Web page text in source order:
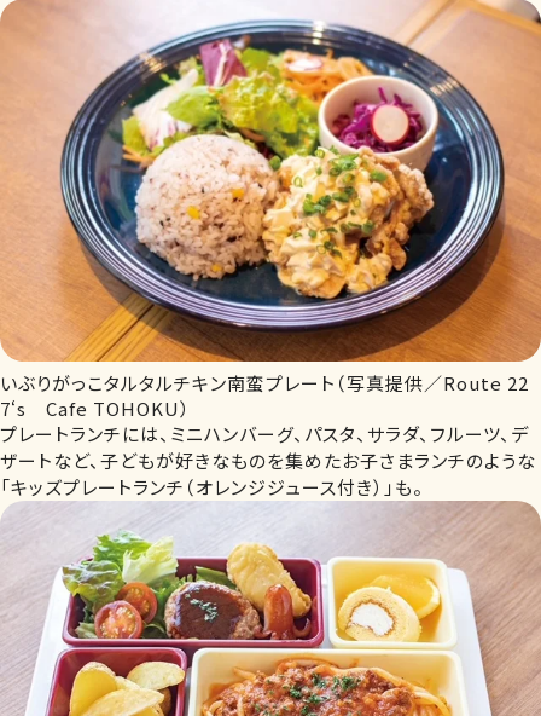
いぶりがっこタルタルチキン南蛮プレート（写真提供／Route 22
7‘s Cafe TOHOKU）
プレートランチには、ミニハンバーグ、パスタ、サラダ、フルーツ、デ
ザートなど、子どもが好きなものを集めたお子さまランチのような
「キッズプレートランチ（オレンジジュース付き）」も。